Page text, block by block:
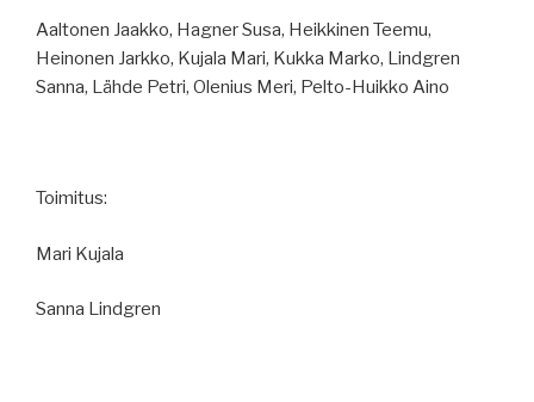
Aaltonen Jaakko, Hagner Susa, Heikkinen Teemu,
Heinonen Jarkko, Kujala Mari, Kukka Marko, Lindgren
Sanna, Lähde Petri, Olenius Meri, Pelto-Huikko Aino
Toimitus:
Mari Kujala
Sanna Lindgren